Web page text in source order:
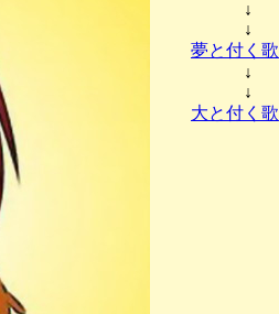
↓
↓
夢と付く歌
↓
↓
大と付く歌